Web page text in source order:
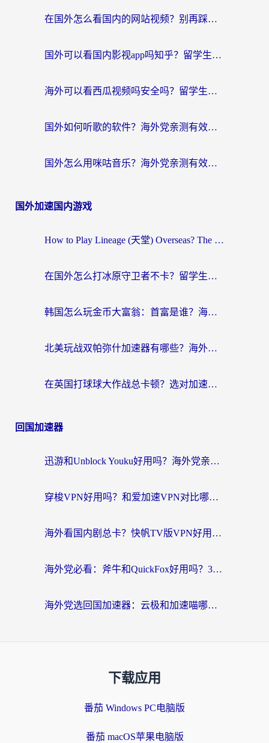
在国外怎么看国内的网站视频？别再踩坑！选对加速器秒回国内冲浪
国外可以看国内影视app吗知乎？留学生亲测有效的回国加速方案
海外可以看西瓜视频吗安全吗？留学生亲测：3步解决回国追剧难题，附靠谱加速器推荐
国外如何听歌的软件？海外党亲测有效的回国加速器指南
国外怎么用咪咕音乐？海外党亲测有效的听歌自由指南
国外加速国内游戏
How to Play Lineage (天堂) Overseas? The Ultimate Guide to Choosing the Best Chinese Server Game Accelerator (在国外打天堂加速器)
在国外怎么打冰原守卫者不卡？留学生亲测的国服游戏加速指南
韩国怎么玩金币大富翁：首富是谁？海外党国服游戏加速全攻略
北美玩战双帕弥什加速器有哪些？海外党亲测好用的国服加速指南
在英国打球球大作战总卡顿？选对加速器让你告别延迟（附实测攻略）
回国加速器
迅游和Unblock Youku好用吗？海外党亲测：3个维度教你选对回国加速器
穿梭VPN好用吗？和爱加速VPN对比哪个回国效果更好？海外党必看的实用指南
海外看国内剧总卡？快帆TV版VPN好用吗？和海牛VPN对比哪个回国效果更好？
海外党必看：斧牛和QuickFox好用吗？3步选对回国加速器，无缝刷国内剧玩游戏
海外党选回国加速器：云极和加速喵哪个好？附3款热门工具实测对比
下载应用
番茄 Windows PC电脑版
番茄 macOS苹果电脑版